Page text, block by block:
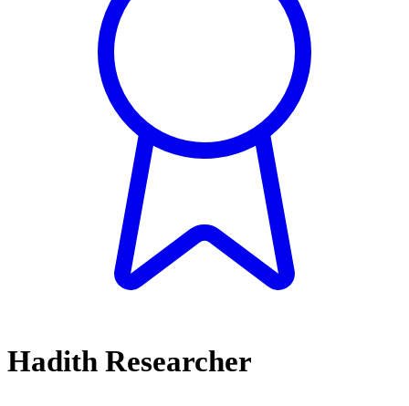
Hadith Researcher